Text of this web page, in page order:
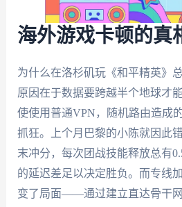
海外游戏卡顿的真
为什么在洛杉矶玩《和平精英》
原因在于数据要跨越半个地球才
使使用普通VPN，随机路由造成
抓狂。上个月巴黎的小陈就因此
末冲分，每次团战技能释放总有
的延迟差足以决定胜负。而专线
变了局面——通过建立直达骨干